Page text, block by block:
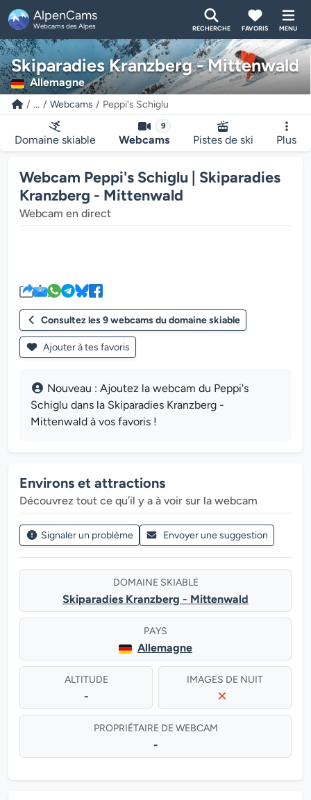
AlpenCams
Webcams des Alpes RECHERCHE FAVORIS MENU
Skiparadies Kranzberg - Mittenwald
Allemagne
... Webcams Peppi's Schiglu
Domaine skiable
9
Webcams Pistes de ski Plus
Webcam Peppi's Schiglu | Skiparadies
Kranzberg - Mittenwald
Webcam en direct
Consultez les 9 webcams du domaine skiable
Ajouter à tes favoris
Nouveau : Ajoutez la webcam du Peppi's
Schiglu dans la Skiparadies Kranzberg -
Mittenwald à vos favoris !
Environs et attractions
Découvrez tout ce qu’il y a à voir sur la webcam
Signaler un problème Envoyer une suggestion
DOMAINE SKIABLE
Skiparadies Kranzberg - Mittenwald
PAYS
Allemagne
ALTITUDE
-
IMAGES DE NUIT
PROPRIÉTAIRE DE WEBCAM
-